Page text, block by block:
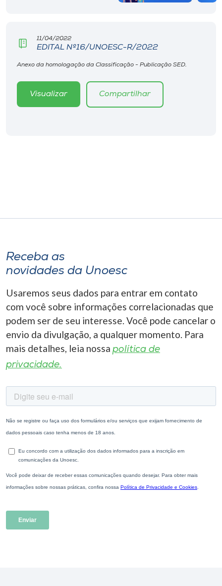
11/04/2022
EDITAL Nº16/UNOESC-R/2022
Anexo da homologação da Classificação - Publicação SED.
Visualizar Compartilhar
Receba as
novidades da Unoesc
Usaremos seus dados para entrar em contato
com você sobre informações correlacionadas que
podem ser de seu interesse. Você pode cancelar o
envio da divulgação, a qualquer momento. Para
mais detalhes, leia nossa política de
privacidade.